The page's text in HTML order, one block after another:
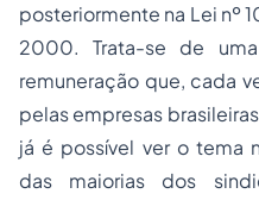
posteriormente na Lei nº
2000. Trata-se de
remuneração que, cada
pelas empresas
já é possível ver o tema
das maiorias dos